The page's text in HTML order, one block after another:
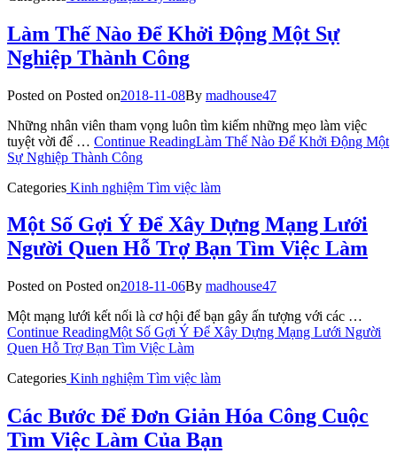
Làm Thế Nào Để Khởi Động Một Sự
Nghiệp Thành Công
Posted on Posted on2018-11-08By madhouse47
Những nhân viên tham vọng luôn tìm kiếm những mẹo làm việc
tuyệt vời để … Continue ReadingLàm Thế Nào Để Khởi Động Một
Sự Nghiệp Thành Công
Categories Kinh nghiệm Tìm việc làm
Một Số Gợi Ý Để Xây Dựng Mạng Lưới
Người Quen Hỗ Trợ Bạn Tìm Việc Làm
Posted on Posted on2018-11-06By madhouse47
Một mạng lưới kết nối là cơ hội để bạn gây ấn tượng với các …
Continue ReadingMột Số Gợi Ý Để Xây Dựng Mạng Lưới Người
Quen Hỗ Trợ Bạn Tìm Việc Làm
Categories Kinh nghiệm Tìm việc làm
Các Bước Để Đơn Giản Hóa Công Cuộc
Tìm Việc Làm Của Bạn